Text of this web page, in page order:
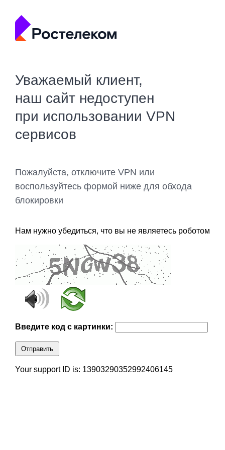
Уважаемый клиент,
наш сайт недоступен
при использовании VPN
сервисов
Пожалуйста, отключите VPN или
воспользуйтесь формой ниже для обхода
блокировки
Нам нужно убедиться, что вы не являетесь роботом
Введите код с картинки:
Отправить
Your support ID is: 13903290352992406145